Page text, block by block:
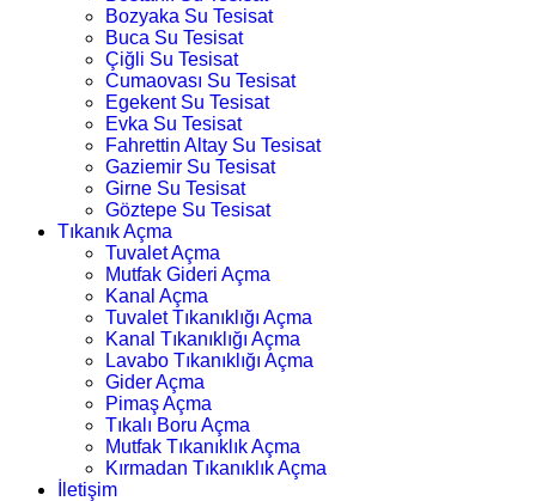
Bozyaka Su Tesisat
Buca Su Tesisat
Çiğli Su Tesisat
Cumaovası Su Tesisat
Egekent Su Tesisat
Evka Su Tesisat
Fahrettin Altay Su Tesisat
Gaziemir Su Tesisat
Girne Su Tesisat
Göztepe Su Tesisat
Tıkanık Açma
Tuvalet Açma
Mutfak Gideri Açma
Kanal Açma
Tuvalet Tıkanıklığı Açma
Kanal Tıkanıklığı Açma
Lavabo Tıkanıklığı Açma
Gider Açma
Pimaş Açma
Tıkalı Boru Açma
Mutfak Tıkanıklık Açma
Kırmadan Tıkanıklık Açma
İletişim